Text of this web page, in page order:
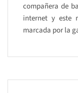
compañera de
internet y este
marcada por la